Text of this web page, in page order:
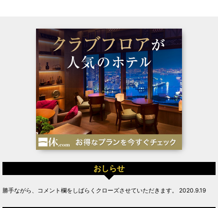
おしらせ
勝手ながら、コメント欄をしばらくクローズさせていただきます。 2020.9.19